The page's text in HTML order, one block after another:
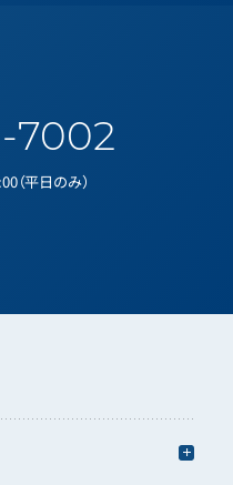
7002
（平日のみ）